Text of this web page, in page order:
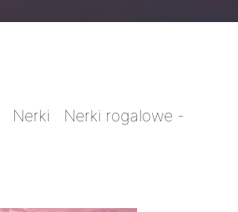
Nerki
Nerki rogalowe -